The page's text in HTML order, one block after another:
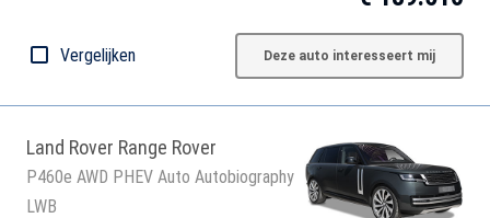
Vergelijken Deze auto interesseert mij
Land Rover Range Rover
P460e AWD PHEV Auto Autobiography
LWB